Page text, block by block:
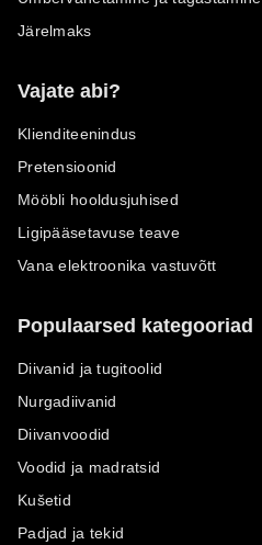
Järelmaks
Vajate abi?
Klienditeenindus
Pretensioonid
Mööbli hooldusjuhised
Ligipääsetavuse teave
Vana elektroonika vastuvõtt
Populaarsed kategooriad
Diivanid ja tugitoolid
Nurgadiivanid
Diivanvoodid
Voodid ja madratsid
Kušetid
Padjad ja tekid